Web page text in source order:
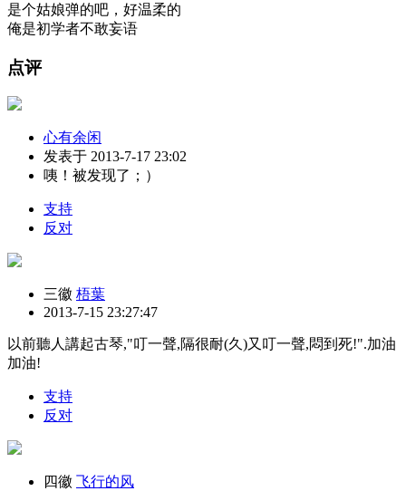
是个姑娘弹的吧，好温柔的
俺是初学者不敢妄语
点评
心有余闲
发表于 2013-7-17 23:02
咦！被发现了；）
支持
反对
三徽 梧葉
2013-7-15 23:27:47
以前聽人講起古琴,"叮一聲,隔很耐(久)又叮一聲,悶到死!".加油
加油!
支持
反对
四徽 飞行的风